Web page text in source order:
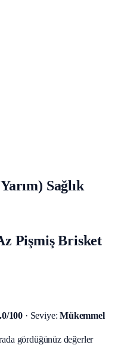
Sağlık
Pişmiş Brisket
100 · Seviye: Mükemmel
gördüğünüz değerler